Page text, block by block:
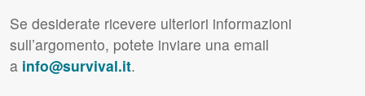
Se desiderate ricevere ulteriori informazioni
sull’argomento, potete inviare una email
a info@survival.it.